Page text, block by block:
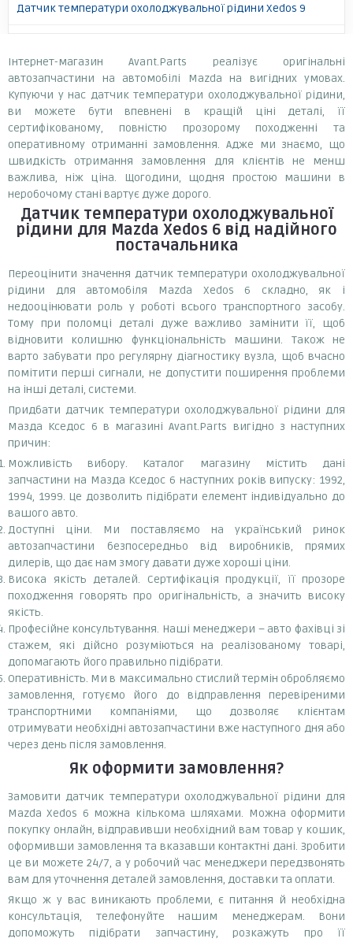
Датчик температури охолоджувальної рідини Xedos 9
Інтернет-магазин Avant.Parts реалізує оригінальні
автозапчастини на автомобілі Mazda на вигідних умовах.
Купуючи у нас датчик температури охолоджувальної рідини,
ви можете бути впевнені в кращій ціні деталі, її
сертифікованому, повністю прозорому походженні та
оперативному отриманні замовлення. Адже ми знаємо, що
швидкість отримання замовлення для клієнтів не менш
важлива, ніж ціна. Щогодини, щодня простою машини в
неробочому стані вартує дуже дорого.
Датчик температури охолоджувальної
рідини для Mazda Xedos 6від надійного
постачальника
Переоцінити значення датчик температури охолоджувальної
рідини для автомобіля Mazda Xedos 6 складно, як і
недооцінювати роль у роботі всього транспортного засобу.
Тому при поломці деталі дуже важливо замінити її, щоб
відновити колишню функціональність машини. Також не
варто забувати про регулярну діагностику вузла, щоб вчасно
помітити перші сигнали, не допустити поширення проблеми
на інші деталі, системи.
Придбати датчик температури охолоджувальної рідини для
Мазда Кседос 6 в магазині Avant.Parts вигідно з наступних
причин:
Можливість вибору. Каталог магазину містить дані
запчастини на Мазда Кседос 6 наступних років випуску: 1992,
1994, 1999. Це дозволить підібрати елемент індивідуально до
вашого авто.
Доступні ціни. Ми поставляємо на український ринок
автозапчастини безпосередньо від виробників, прямих
дилерів, що дає нам змогу давати дуже хороші ціни.
Висока якість деталей. Сертифікація продукції, її прозоре
походження говорять про оригінальність, а значить високу
якість.
Професійне консультування. Наші менеджери – авто фахівці зі
стажем, які дійсно розуміються на реалізованому товарі,
допомагають його правильно підібрати.
Оперативність. Ми в максимально стислий термін обробляємо
замовлення, готуємо його до відправлення перевіреними
транспортними компаніями, що дозволяє клієнтам
отримувати необхідні автозапчастини вже наступного дня або
через день після замовлення.
Як оформити замовлення?
Замовити датчик температури охолоджувальної рідини для
Mazda Xedos 6 можна кількома шляхами. Можна оформити
покупку онлайн, відправивши необхідний вам товар у кошик,
оформивши замовлення та вказавши контактні дані. Зробити
це ви можете 24/7, а у робочий час менеджери передзвонять
вам для уточнення деталей замовлення, доставки та оплати.
Якщо ж у вас виникають проблеми, є питання й необхідна
консультація, телефонуйте нашим менеджерам. Вони
допоможуть підібрати запчастину, розкажуть про її